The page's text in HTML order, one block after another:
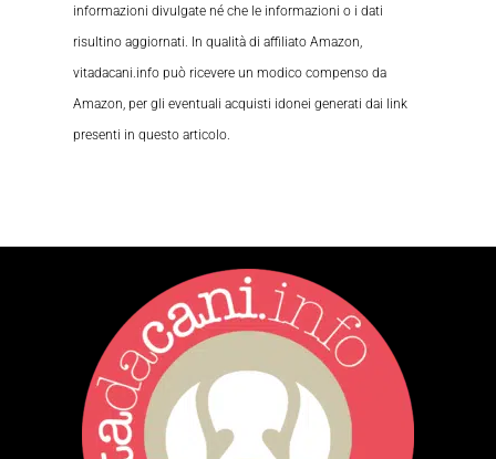
informazioni divulgate né che le informazioni o i dati
risultino aggiornati. In qualità di affiliato Amazon,
vitadacani.info può ricevere un modico compenso da
Amazon, per gli eventuali acquisti idonei generati dai link
presenti in questo articolo.